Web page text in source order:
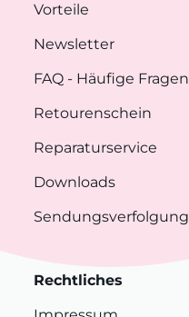
Vorteile
Newsletter
FAQ - Häufige Fragen
Retourenschein
Reparaturservice
Downloads
Sendungsverfolgung
Rechtliches